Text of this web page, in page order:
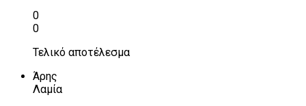
0
0
Τελικό αποτέλεσμα
Άρης
Λαμία